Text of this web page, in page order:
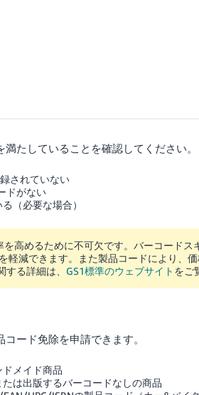
たしていることを確認してください。
されていない
ドがない
（必要な場合）
高めるために不可欠です。バーコード
軽減できます。また製品コードにより、
る詳細は、 GS1標準のウェブサイト をご
ード免除を申請できます。
メイド商品
は出版するバーコードなしの商品